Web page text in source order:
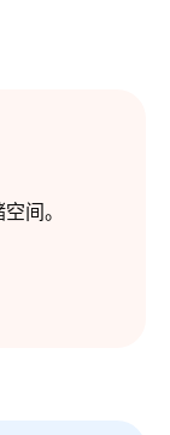
间。